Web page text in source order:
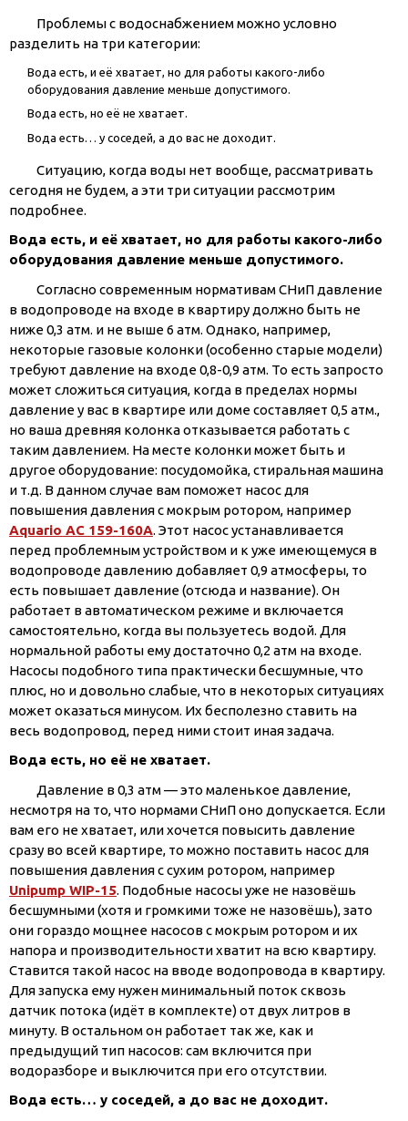
Проблемы с водоснабжением можно условно
разделить на три категории:
Вода есть, и её хватает, но для работы какого-либо
оборудования давление меньше допустимого.
Вода есть, но её не хватает.
Вода есть… у соседей, а до вас не доходит.
Ситуацию, когда воды нет вообще, рассматривать
сегодня не будем, а эти три ситуации рассмотрим
подробнее.
Вода есть, и её хватает, но для работы какого-либо
оборудования давление меньше допустимого.
Согласно современным нормативам СНиП давление
в водопроводе на входе в квартиру должно быть не
ниже 0,3 атм. и не выше 6 атм. Однако, например,
некоторые газовые колонки (особенно старые модели)
требуют давление на входе 0,8-0,9 атм. То есть запросто
может сложиться ситуация, когда в пределах нормы
давление у вас в квартире или доме составляет 0,5 атм.,
но ваша древняя колонка отказывается работать с
таким давлением. На месте колонки может быть и
другое оборудование: посудомойка, стиральная машина
и т.д. В данном случае вам поможет насос для
повышения давления с мокрым ротором, например
Aquario AC 159-160A. Этот насос устанавливается
перед проблемным устройством и к уже имеющемуся в
водопроводе давлению добавляет 0,9 атмосферы, то
есть повышает давление (отсюда и название). Он
работает в автоматическом режиме и включается
самостоятельно, когда вы пользуетесь водой. Для
нормальной работы ему достаточно 0,2 атм на входе.
Насосы подобного типа практически бесшумные, что
плюс, но и довольно слабые, что в некоторых ситуациях
может оказаться минусом. Их бесполезно ставить на
весь водопровод, перед ними стоит иная задача.
Вода есть, но её не хватает.
Давление в 0,3 атм — это маленькое давление,
несмотря на то, что нормами СНиП оно допускается. Если
вам его не хватает, или хочется повысить давление
сразу во всей квартире, то можно поставить насос для
повышения давления с сухим ротором, например
Unipump WIP-15. Подобные насосы уже не назовёшь
бесшумными (хотя и громкими тоже не назовёшь), зато
они гораздо мощнее насосов с мокрым ротором и их
напора и производительности хватит на всю квартиру.
Ставится такой насос на вводе водопровода в квартиру.
Для запуска ему нужен минимальный поток сквозь
датчик потока (идёт в комплекте) от двух литров в
минуту. В остальном он работает так же, как и
предыдущий тип насосов: сам включится при
водоразборе и выключится при его отсутствии.
Вода есть… у соседей, а до вас не доходит.